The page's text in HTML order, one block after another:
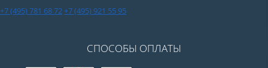
+7 (495) 781 68 72+7 (495) 921 55 95
СПОСОБЫ ОПЛАТЫ